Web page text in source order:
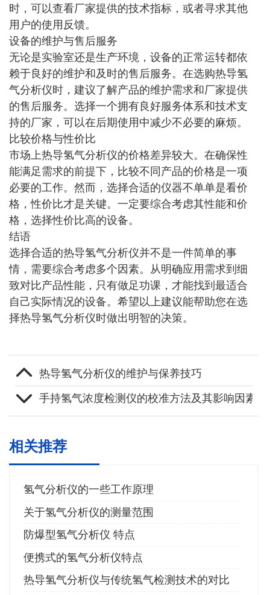
时，可以查看厂家提供的技术指标，或者寻求其他
用户的使用反馈。
设备的维护与售后服务
无论是实验室还是生产环境，设备的正常运转都依
赖于良好的维护和及时的售后服务。在选购热导氢
气分析仪时，建议了解产品的维护需求和厂家提供
的售后服务。选择一个拥有良好服务体系和技术支
持的厂家，可以在后期使用中减少不必要的麻烦。
比较价格与性价比
市场上热导氢气分析仪的价格差异较大。在确保性
能满足需求的前提下，比较不同产品的价格是一项
必要的工作。然而，选择合适的仪器不单单是看价
格，性价比才是关键。一定要综合考虑其性能和价
格，选择性价比高的设备。
结语
选择合适的热导氢气分析仪并不是一件简单的事
情，需要综合考虑多个因素。从明确应用需求到细
致对比产品性能，只有做足功课，才能找到最适合
自己实际情况的设备。希望以上建议能帮助您在选
择热导氢气分析仪时做出明智的决策。
热导氢气分析仪的维护与保养技巧
手持氢气浓度检测仪的校准方法及其影响因素
相关推荐
氢气分析仪的一些工作原理
关于氢气分析仪的测量范围
防爆型氢气分析仪 特点
便携式的氢气分析仪特点
热导氢气分析仪与传统氢气检测技术的对比